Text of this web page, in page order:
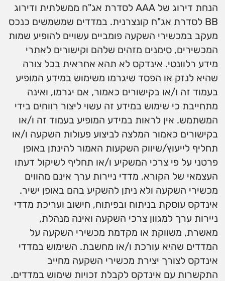
הנחת דירוג של AAA לסדרת אג"ח ממשלתית ודירוג
BB לסדרת אג"ח קונצרנית. במדדים שמשמשים כנכס
מעקב במכשירי השקעה פומביים עשויים להופיע שמות
המכשירים, סימנים מזהים שלהם וקישורים לאתרי
מידע רלוונטי. אינדקס לא תהא אחראית בכל צורה
שהיא לנזק או הפסד שיגרמו משימוש במידע המופיע
בעמוד זה ו/או בקישורים כאמור, אם יגרמו, ואינה
מתחייבת כי שימוש במידע זה עשוי ליצור רווחים בידי
המשתמש. אין לראות במידע המופיע בעמוד זה ו/או
בקישורים כאמור המלצה לביצוע פעולות השקעה ו/או
תחליף לייעוץ/שיווק השקעות האמור להינתן באופן
פרטני על פי צרכי המשקיע ו/או תחליף לשיקול דעתו
העצמאי של הקורא. מדדי ניירות ערך אינם מהווים
מכשירי השקעה ולא ניתן להשקיע בהם באופן ישיר.
אינדקס עוסקת בניתוח ובפיתוח, חישוב ועריכת מדדי
ניירות ערך למגוון צרכי השקעה ואינה מנהלת,
מאשרת, משווקת או מקדמת מכשירי השקעה על
המדדים שהיא עורכת ו/או מחשבת. השימוש במדדי
אינדקס לצורך יצירת מכשירי השקעה מחייב
התקשרות עם אינדקס לקבלת זכויות שימוש במדדים.